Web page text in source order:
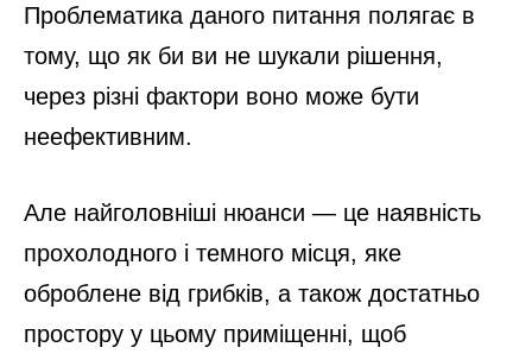
Проблематика даного питання полягає в
тому, що як би ви не шукали рішення,
через різні фактори воно може бути
неефективним.
Але найголовніші нюанси — це наявність
прохолодного і темного місця, яке
оброблене від грибків, а також достатньо
простору у цьому приміщенні, щоб